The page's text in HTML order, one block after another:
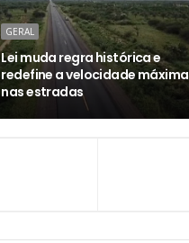
GERAL
Lei muda regra histórica e
redefine a velocidade máxima
nas estradas